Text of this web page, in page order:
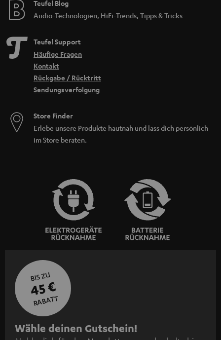
Teufel Blog
Audio-Technologien, HiFi-Trends, Tipps & Tricks
Teufel Support
Häufige Fragen
Kontakt
Rückgabe / Rücktritt
Sendungsverfolgung
Store Finder
Erlebe unsere Produkte hautnah und lass dich persönlich
im Store beraten.
BIS ZU
45 €
RABATT
N
Wähle deinen Gutschein!